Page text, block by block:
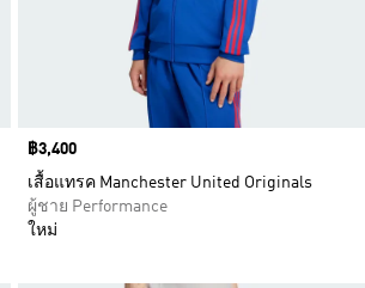
Price
฿3,400
เสื้อแทรค Manchester United Originals
ผู้ชาย Performance
ใหม่